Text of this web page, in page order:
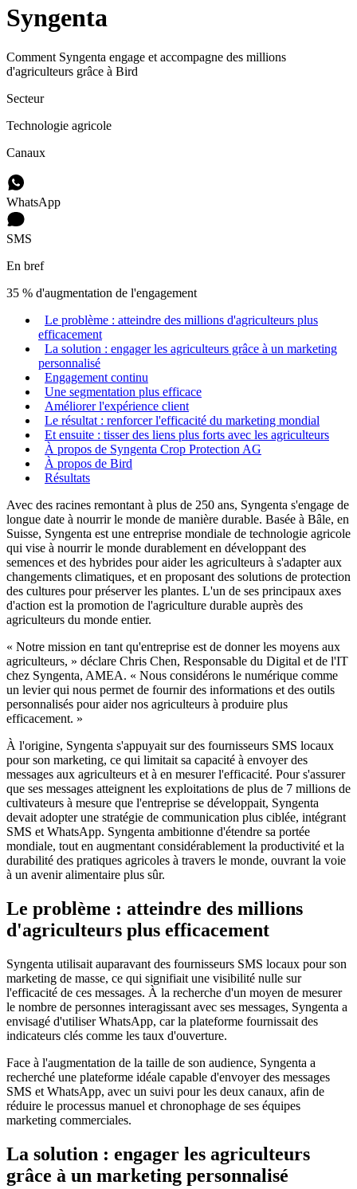
Syngenta
Comment Syngenta engage et accompagne des millions
d'agriculteurs grâce à Bird
Secteur
Technologie agricole
Canaux
WhatsApp
SMS
En bref
35 % d'augmentation de l'engagement
Le problème : atteindre des millions d'agriculteurs plus
efficacement
La solution : engager les agriculteurs grâce à un marketing
personnalisé
Engagement continu
Une segmentation plus efficace
Améliorer l'expérience client
Le résultat : renforcer l'efficacité du marketing mondial
Et ensuite : tisser des liens plus forts avec les agriculteurs
À propos de Syngenta Crop Protection AG
À propos de Bird
Résultats
Avec des racines remontant à plus de 250 ans, Syngenta s'engage de
longue date à nourrir le monde de manière durable. Basée à Bâle, en
Suisse, Syngenta est une entreprise mondiale de technologie agricole
qui vise à nourrir le monde durablement en développant des
semences et des hybrides pour aider les agriculteurs à s'adapter aux
changements climatiques, et en proposant des solutions de protection
des cultures pour préserver les plantes. L'un de ses principaux axes
d'action est la promotion de l'agriculture durable auprès des
agriculteurs du monde entier.
« Notre mission en tant qu'entreprise est de donner les moyens aux
agriculteurs, » déclare Chris Chen, Responsable du Digital et de l'IT
chez Syngenta, AMEA. « Nous considérons le numérique comme
un levier qui nous permet de fournir des informations et des outils
personnalisés pour aider nos agriculteurs à produire plus
efficacement. »
À l'origine, Syngenta s'appuyait sur des fournisseurs SMS locaux
pour son marketing, ce qui limitait sa capacité à envoyer des
messages aux agriculteurs et à en mesurer l'efficacité. Pour s'assurer
que ses messages atteignent les exploitations de plus de 7 millions de
cultivateurs à mesure que l'entreprise se développait, Syngenta
devait adopter une stratégie de communication plus ciblée, intégrant
SMS et WhatsApp. Syngenta ambitionne d'étendre sa portée
mondiale, tout en augmentant considérablement la productivité et la
durabilité des pratiques agricoles à travers le monde, ouvrant la voie
à un avenir alimentaire plus sûr.
Le problème : atteindre des millions
d'agriculteurs plus efficacement
Syngenta utilisait auparavant des fournisseurs SMS locaux pour son
marketing de masse, ce qui signifiait une visibilité nulle sur
l'efficacité de ces messages. À la recherche d'un moyen de mesurer
le nombre de personnes interagissant avec ses messages, Syngenta a
envisagé d'utiliser WhatsApp, car la plateforme fournissait des
indicateurs clés comme les taux d'ouverture.
Face à l'augmentation de la taille de son audience, Syngenta a
recherché une plateforme idéale capable d'envoyer des messages
SMS et WhatsApp, avec un suivi pour les deux canaux, afin de
réduire le processus manuel et chronophage de ses équipes
marketing commerciales.
La solution : engager les agriculteurs
grâce à un marketing personnalisé